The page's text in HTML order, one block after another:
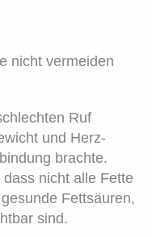
nicht vermeiden
Ruf
und Herz-
brachte.
nicht alle Fette
Fettsäuren,
sind.